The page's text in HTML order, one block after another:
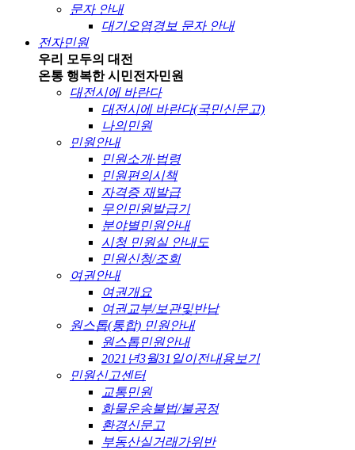
문자 안내
대기오염경보 문자 안내
전자민원
우리 모두의 대전
온통 행복한 시민전자민원
대전시에 바란다
대전시에 바란다(국민신문고)
나의민원
민원안내
민원소개·법령
민원편의시책
자격증 재발급
무인민원발급기
분야별민원안내
시청 민원실 안내도
민원신청/조회
여권안내
여권개요
여권교부/보관및반납
원스톱(통합) 민원안내
원스톱민원안내
2021년3월31일이전내용보기
민원신고센터
교통민원
화물운송불법/불공정
환경신문고
부동산실거래가위반